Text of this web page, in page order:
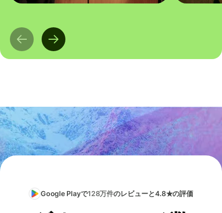
Google Playで128万件のレビューと4.8★の評価